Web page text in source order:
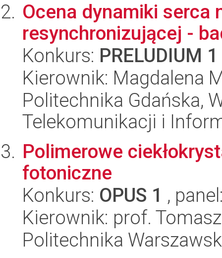
Ocena dynamiki serca
resynchronizującej -
Konkurs: PRELUDIUM 1
Kierownik: Magdalena
Politechnika Gdańska,
Telekomunikacji i
Polimerowe
fotoniczne
Konkurs: OPUS 1 ,
Kierownik: prof.
Politechnika